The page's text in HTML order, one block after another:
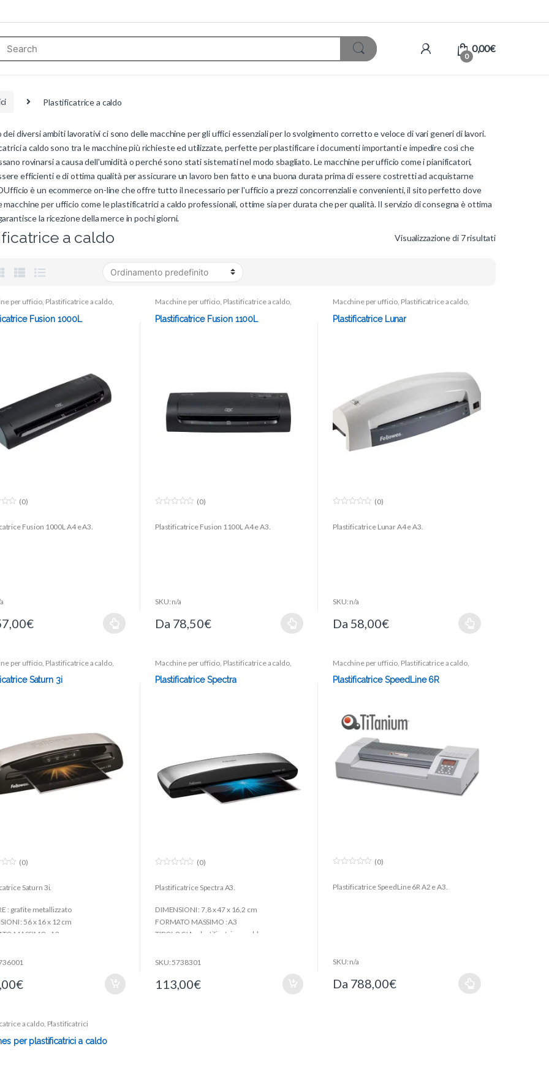
0
0,00€
Plastificatrice a caldo
diversi ambiti lavorativi ci sono delle macchine per gli uffici essenziali per lo svolgimento corretto e veloce di vari generi di lavori.
a caldo sono tra le macchine più richieste ed utilizzate, perfette per plastificare i documenti importanti e impedire così che
rovinarsi a causa dell'umidità o perché sono stati sistemati nel modo sbagliato. Le macchine per ufficio come i pianificatori,
efficienti e di ottima qualità per assicurare un lavoro ben fatto e una buona durata prima di essere costretti ad acquistarne
è un ecommerce on-line che offre tutto il necessario per l'ufficio a prezzi concorrenziali e convenienti, il sito perfetto dove
macchine per ufficio come le plastificatrici a caldo professionali, ottime sia per durata che per qualità. Il servizio di consegna è ottima
la ricezione della merce in pochi giorni.
a caldo Visualizzazione di 7 risultati
per ufficio, Plastificatrice a caldo,
Fusion 1000L
(0)
Fusion 1000L A4 e A3.
€
Macchine per ufficio, Plastificatrice a caldo,
Plastificatrice Fusion 1100L
u
(0)
Plastificatrice Fusion 1100L A4 e A3.
SKU: n/a
Da 78,50€
Macchine per ufficio, Plastificatrice a caldo,
Plastificatrice Lunar
u
(0)
Plastificatrice Lunar A4 e A3.
SKU: n/a
Da 58,00€
per ufficio Plastificatrice a caldo,
Saturn 3i
(0)
Saturn 3i.
: grafite metallizzato
: 56 x 16 x 12 cm
MASSIMO : A3
: plastificatrice a freddo ed a caldo
€
Macchine per ufficio Plastificatrice a caldo,
Plastificatrice Spectra
u
f
(0)
Plastificatrice Spectra A3.
DIMENSIONI : 7,8 x 47 x 16,2 cm
FORMATO MASSIMO : A3
TIPOLOGIA : plastificatrice a caldo
SKU: 5738301
113,00€
Macchine per ufficio Plastificatrice a caldo,
Plastificatrice SpeedLine 6R
u
(0)
Plastificatrice SpeedLine 6R A2 e A3.
SKU: n/a
Da 788,00€
a caldo, Plastificatrici
per plastificatrici a caldo